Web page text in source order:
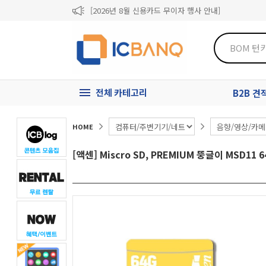
[2026년 8월 신용카드 무이자 행사 안내]
[마일리지 적립 및 사용 정책 개편 안내]
전체 카테고리 B2B 견
HOME
[액센] Miscro SD, PREMIUM 뚱글이 MSD11